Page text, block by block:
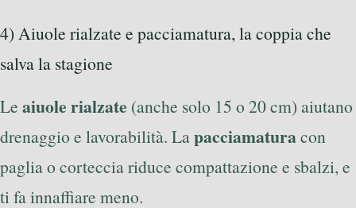
4) Aiuole rialzate e pacciamatura, la coppia che
salva la stagione
Le aiuole rialzate (anche solo 15 o 20 cm) aiutano
drenaggio e lavorabilità. Lapacciamaturacon
paglia o corteccia riduce compattazione e sbalzi, e
ti fa innaffiare meno.